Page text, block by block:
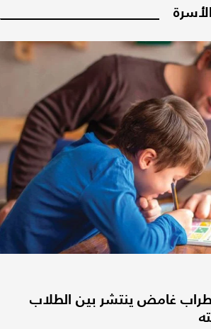
غامض ينتشر بين الطلاب